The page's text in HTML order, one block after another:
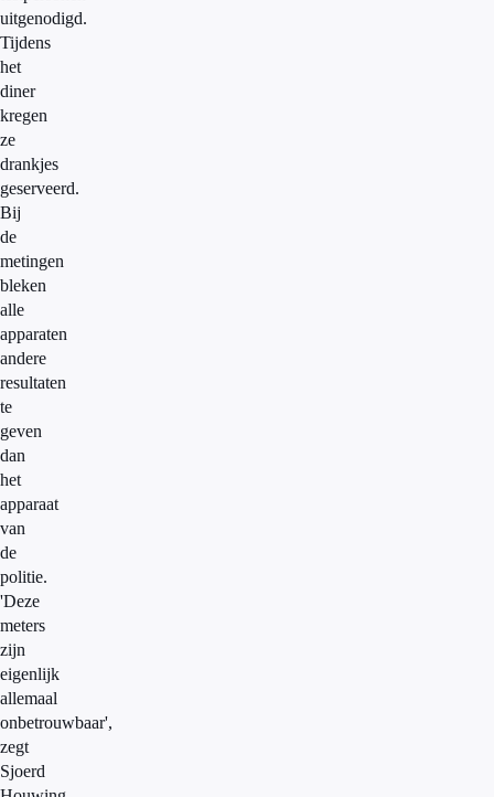
uitgenodigd.
Tijdens
het
diner
kregen
ze
drankjes
geserveerd.
Bij
de
metingen
bleken
alle
apparaten
andere
resultaten
te
geven
dan
het
apparaat
van
de
politie.
'Deze
meters
zijn
eigenlijk
allemaal
onbetrouwbaar',
zegt
Sjoerd